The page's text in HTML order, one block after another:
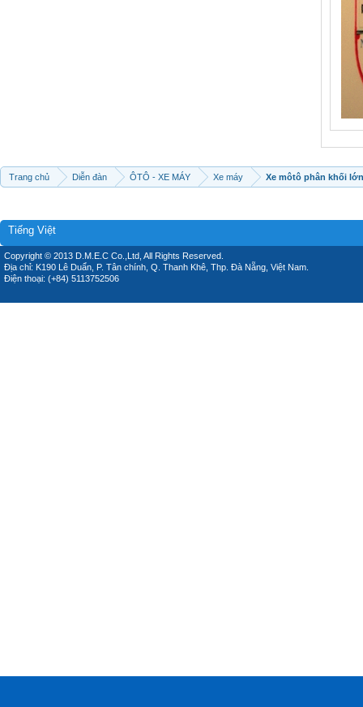
Trang chủ Diễn đàn ÔTÔ - XE MÁY Xe máy Xe môtô phân khối lớn
Tiếng Việt
Copyright © 2013 D.M.E.C Co.,Ltd, All Rights Reserved.
Địa chỉ: K190 Lê Duẩn, P. Tân chính, Q. Thanh Khê, Thp. Đà Nẵng, Việt Nam.
Điện thoại: (+84) 5113752506